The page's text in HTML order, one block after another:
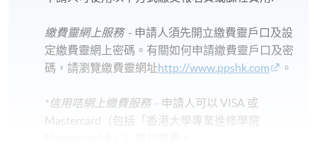
繳費靈網上服務- 申請人須先開立繳費靈戶口及設
定繳費靈網上密碼。有關如何申請繳費靈戶口及密
碼，請瀏覽繳費靈網址http://www.ppshk.com 。
*信用咭網上繳費服務- 申請人可以 VISA 或
Mastercard（包括「香港大學專業進修學院